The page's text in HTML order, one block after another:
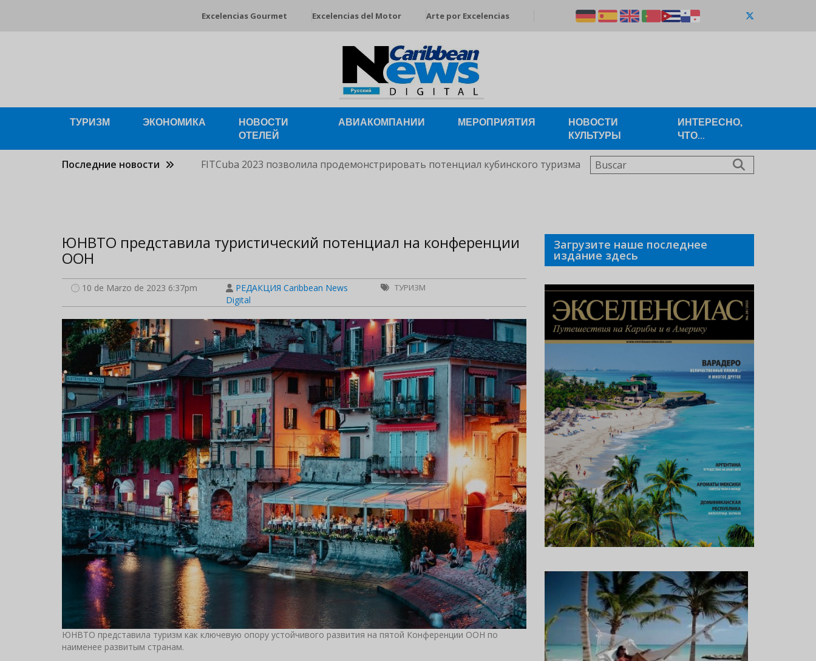
Excelencias Gourmet Excelencias del Motor Arte por Excelencias
ТУРИЗМ ЭКОНОМИКА
НОВОСТИ
ОТЕЛЕЙ
АВИАКОМПАНИИ МЕРОПРИЯТИЯ
НОВОСТИ
КУЛЬТУРЫ
ИНТЕРЕСНО,
ЧТО...
Последние новости FITCuba 2023 позволила продемонстрировать потенциал кубинского туризма Buscar
ЮНВТО представила туристический потенциал на конференции
ООН
10 de Marzo de 2023 6:37pm
РЕДАКЦИЯ Caribbean News
Digital
ТУРИЗМ
ЮНВТО представила туризм как ключевую опору устойчивого развития на пятой Конференции ООН по
наименее развитым странам.
Загрузите наше последнее
издание здесь